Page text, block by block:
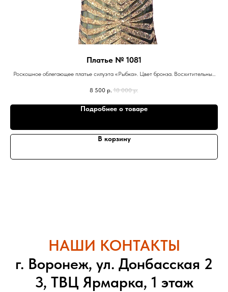
Платье № 1081
Роскошное облегающее платье силуэта «Рыбка». Цвет бронза. Восхитительный
8 500 р. 18 000 р.
Подробнее о товаре
В корзину
НАШИ КОНТАКТЫ
г. Воронеж, ул. Донбасская 2
3, ТВЦ Ярмарка, 1 этаж